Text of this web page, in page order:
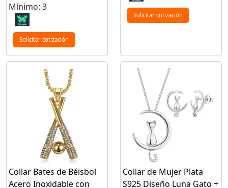
Mínimo: 3
Solicitar cotización
Solicitar cotización
Collar Bates de Béisbol
Acero Inoxidable con
Collar de Mujer Plata
S925 Diseño Luna Gato +